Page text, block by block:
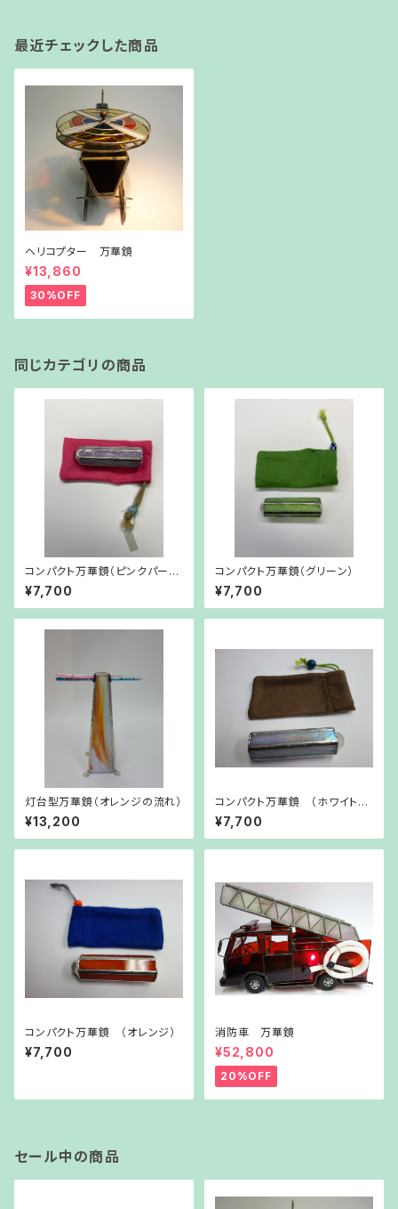
最近チェックした商品
ヘリコプター 万華鏡
¥13,860
30%OFF
同じカテゴリの商品
コンパクト万華鏡（ピンクパープ
ル）
¥7,700
コンパクト万華鏡（グリーン）
¥7,700
灯台型万華鏡（オレンジの流れ）
¥13,200
コンパクト万華鏡 （ホワイトラ
メ）
¥7,700
コンパクト万華鏡 （オレンジ）
¥7,700
消防車 万華鏡
¥52,800
20%OFF
セール中の商品